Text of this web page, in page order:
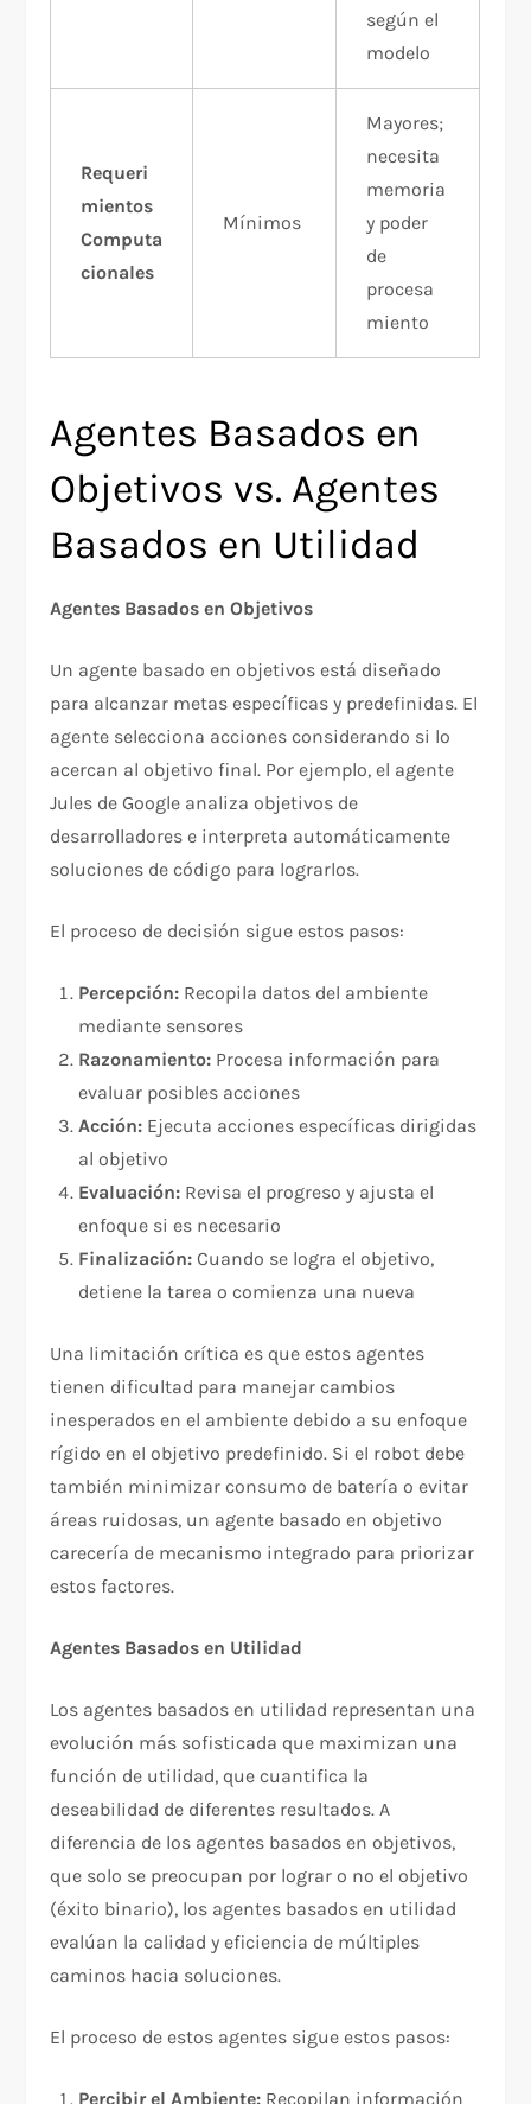
según el
modelo
Requeri
mientos
Computa
cionales
Mínimos
Mayores;
necesita
memoria
y poder
de
procesa
miento
Agentes Basados en
Objetivos vs. Agentes
Basados en Utilidad
Agentes Basados en Objetivos
Un agente basado en objetivos está diseñado
para alcanzar metas específicas y predefinidas. El
agente selecciona acciones considerando si lo
acercan al objetivo final. Por ejemplo, el agente
Jules de Google analiza objetivos de
desarrolladores e interpreta automáticamente
soluciones de código para lograrlos.​
El proceso de decisión sigue estos pasos:​
Percepción: Recopila datos del ambiente
mediante sensores
Razonamiento: Procesa información para
evaluar posibles acciones
Acción: Ejecuta acciones específicas dirigidas
al objetivo
Evaluación: Revisa el progreso y ajusta el
enfoque si es necesario
Finalización: Cuando se logra el objetivo,
detiene la tarea o comienza una nueva
Una limitación crítica es que estos agentes
tienen dificultad para manejar cambios
inesperados en el ambiente debido a su enfoque
rígido en el objetivo predefinido. Si el robot debe
también minimizar consumo de batería o evitar
áreas ruidosas, un agente basado en objetivo
carecería de mecanismo integrado para priorizar
estos factores.​
Agentes Basados en Utilidad
Los agentes basados en utilidad representan una
evolución más sofisticada que maximizan una
función de utilidad, que cuantifica la
deseabilidad de diferentes resultados. A
diferencia de los agentes basados en objetivos,
que solo se preocupan por lograr o no el objetivo
(éxito binario), los agentes basados en utilidad
evalúan la calidad y eficiencia de múltiples
caminos hacia soluciones.​
El proceso de estos agentes sigue estos pasos:​
Percibir el Ambiente: Recopilan información